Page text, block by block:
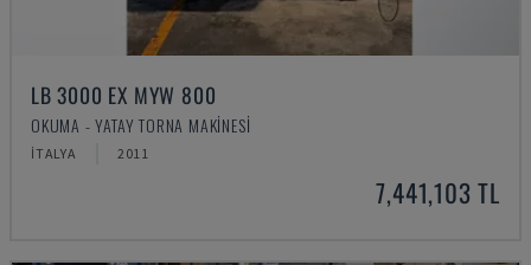
LB 3000 EX MYW 800
OKUMA - YATAY TORNA MAKINESI
İTALYA 2011
7,441,103 TL